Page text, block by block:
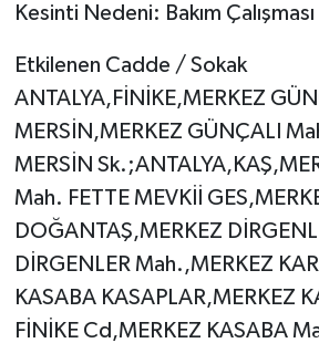
Kesinti Nedeni: Bakım Çalışması
Etkilenen Cadde / Sokak
ANTALYA,FİNİKE,MERKEZ
MERSİN,MERKEZ GÜNÇALI
MERSİN
Mah. FETTE MEVKİİ
DOĞANTAŞ,MERKEZ
DİRGENLER Mah.,MERKEZ
KASABA KASAPLAR,MERKEZ
FİNİKE Cd,MERKEZ KASABA